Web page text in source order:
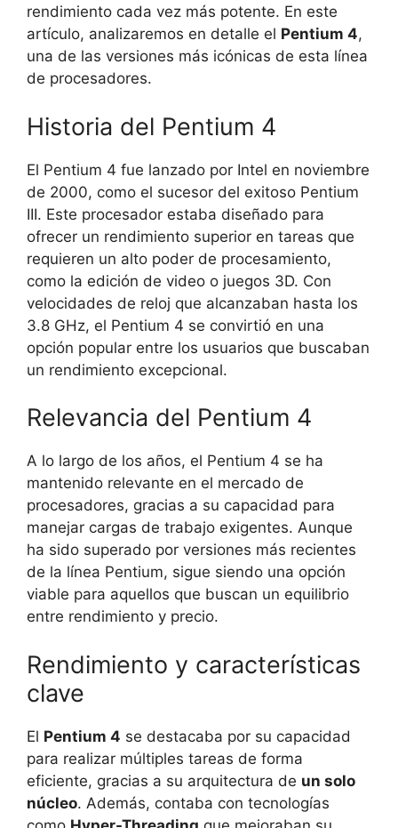
rendimiento cada vez más potente. En este
artículo, analizaremos en detalle el Pentium 4,
una de las versiones más icónicas de esta línea
de procesadores.
Historia del Pentium 4
El Pentium 4 fue lanzado por Intel en noviembre
de 2000, como el sucesor del exitoso Pentium
III. Este procesador estaba diseñado para
ofrecer un rendimiento superior en tareas que
requieren un alto poder de procesamiento,
como la edición de video o juegos 3D. Con
velocidades de reloj que alcanzaban hasta los
3.8 GHz, el Pentium 4 se convirtió en una
opción popular entre los usuarios que buscaban
un rendimiento excepcional.
Relevancia del Pentium 4
A lo largo de los años, el Pentium 4 se ha
mantenido relevante en el mercado de
procesadores, gracias a su capacidad para
manejar cargas de trabajo exigentes. Aunque
ha sido superado por versiones más recientes
de la línea Pentium, sigue siendo una opción
viable para aquellos que buscan un equilibrio
entre rendimiento y precio.
Rendimiento y características
clave
El Pentium 4 se destacaba por su capacidad
para realizar múltiples tareas de forma
eficiente, gracias a su arquitectura de un solo
núcleo. Además, contaba con tecnologías